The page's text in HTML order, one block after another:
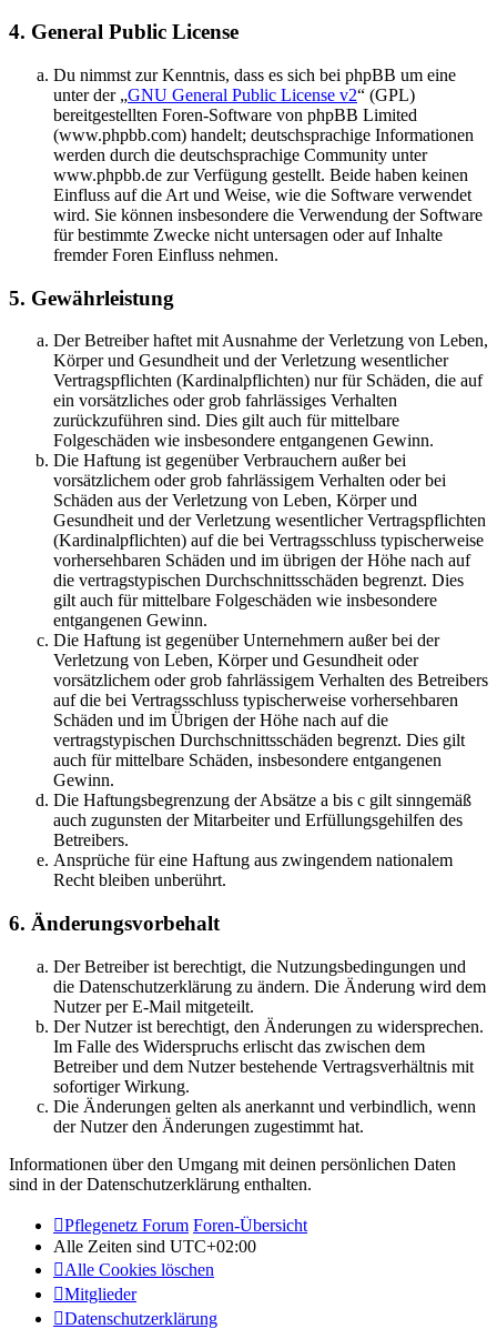
4. General Public License
Du nimmst zur Kenntnis, dass es sich bei phpBB um eine
unter der „GNU General Public License v2“ (GPL)
bereitgestellten Foren-Software von phpBB Limited
(www.phpbb.com) handelt; deutschsprachige Informationen
werden durch die deutschsprachige Community unter
www.phpbb.de zur Verfügung gestellt. Beide haben keinen
Einfluss auf die Art und Weise, wie die Software verwendet
wird. Sie können insbesondere die Verwendung der Software
für bestimmte Zwecke nicht untersagen oder auf Inhalte
fremder Foren Einfluss nehmen.
5. Gewährleistung
Der Betreiber haftet mit Ausnahme der Verletzung von Leben,
Körper und Gesundheit und der Verletzung wesentlicher
Vertragspflichten (Kardinalpflichten) nur für Schäden, die auf
ein vorsätzliches oder grob fahrlässiges Verhalten
zurückzuführen sind. Dies gilt auch für mittelbare
Folgeschäden wie insbesondere entgangenen Gewinn.
Die Haftung ist gegenüber Verbrauchern außer bei
vorsätzlichem oder grob fahrlässigem Verhalten oder bei
Schäden aus der Verletzung von Leben, Körper und
Gesundheit und der Verletzung wesentlicher Vertragspflichten
(Kardinalpflichten) auf die bei Vertragsschluss typischerweise
vorhersehbaren Schäden und im übrigen der Höhe nach auf
die vertragstypischen Durchschnittsschäden begrenzt. Dies
gilt auch für mittelbare Folgeschäden wie insbesondere
entgangenen Gewinn.
Die Haftung ist gegenüber Unternehmern außer bei der
Verletzung von Leben, Körper und Gesundheit oder
vorsätzlichem oder grob fahrlässigem Verhalten des Betreibers
auf die bei Vertragsschluss typischerweise vorhersehbaren
Schäden und im Übrigen der Höhe nach auf die
vertragstypischen Durchschnittsschäden begrenzt. Dies gilt
auch für mittelbare Schäden, insbesondere entgangenen
Gewinn.
Die Haftungsbegrenzung der Absätze a bis c gilt sinngemäß
auch zugunsten der Mitarbeiter und Erfüllungsgehilfen des
Betreibers.
Ansprüche für eine Haftung aus zwingendem nationalem
Recht bleiben unberührt.
6. Änderungsvorbehalt
Der Betreiber ist berechtigt, die Nutzungsbedingungen und
die Datenschutzerklärung zu ändern. Die Änderung wird dem
Nutzer per E-Mail mitgeteilt.
Der Nutzer ist berechtigt, den Änderungen zu widersprechen.
Im Falle des Widerspruchs erlischt das zwischen dem
Betreiber und dem Nutzer bestehende Vertragsverhältnis mit
sofortiger Wirkung.
Die Änderungen gelten als anerkannt und verbindlich, wenn
der Nutzer den Änderungen zugestimmt hat.
Informationen über den Umgang mit deinen persönlichen Daten
sind in der Datenschutzerklärung enthalten.
Pflegenetz Forum Foren-Übersicht
Alle Zeiten sind UTC+02:00
Alle Cookies löschen
Mitglieder
Datenschutzerklärung